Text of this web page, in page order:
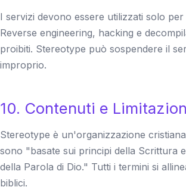
I servizi devono essere utilizzati solo per
Reverse engineering, hacking e
proibiti. Stereotype può sospendere il
improprio.
10. Contenuti e
Stereotype è un'organizzazione
sono "basate sui principi della Scrittura
della Parola di Dio." Tutti i termini si
biblici.